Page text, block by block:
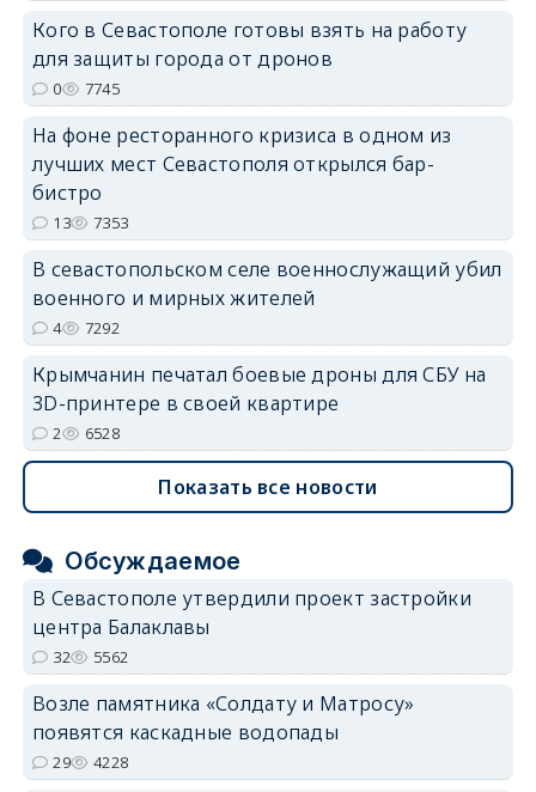
Кого в Севастополе готовы взять на работу
для защиты города от дронов
0 7745
На фоне ресторанного кризиса в одном из
лучших мест Севастополя открылся бар-
бистро
13 7353
В севастопольском селе военнослужащий убил
военного и мирных жителей
4 7292
Крымчанин печатал боевые дроны для СБУ на
3D-принтере в своей квартире
2 6528
Показать все новости
Обсуждаемое
В Севастополе утвердили проект застройки
центра Балаклавы
32 5562
Возле памятника «Солдату и Матросу»
появятся каскадные водопады
29 4228